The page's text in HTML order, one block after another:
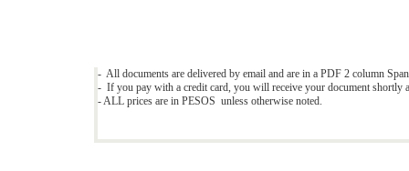
- All documents are delivered by email and are in a PDF 2 column
- If you pay with a credit card, you will receive your document shortly
- ALL prices are in PESOS unless otherwise noted.